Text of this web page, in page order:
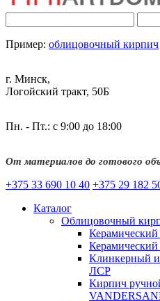
Пример: облицовочный кирпич
г. Минск,
Логойский тракт, 50Б
Пн. - Пт.: с 9:00 до 18:00
От материалов до готового
+375 33 690 10 40 +375 29 182
Каталог
Облицовочный
Клинкерный
ЛСР
Кирпич